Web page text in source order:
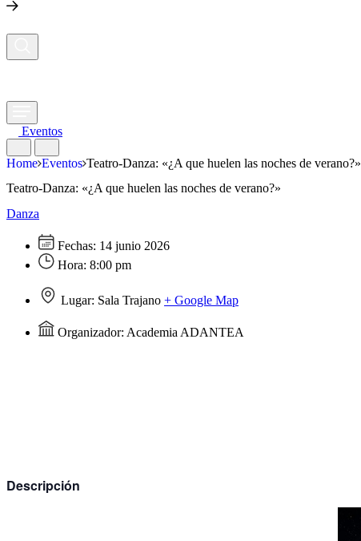
Eventos
Home Eventos Teatro-Danza: «¿A que huelen las noches de verano?»
Teatro-Danza: «¿A que huelen las noches de verano?»
Danza
Fechas: 14 junio 2026
Hora: 8:00 pm
Lugar: Sala Trajano + Google Map
Organizador: Academia ADANTEA
Descripción